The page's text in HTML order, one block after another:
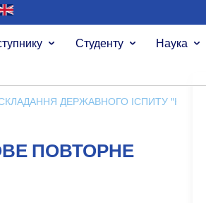
Студенту Наука
ДЕРЖАВНОГО ІСПИТУ "КРОК"
ПОВТОРНЕ